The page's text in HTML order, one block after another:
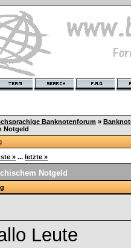
Banknotenforum »
Notgeld
» ... letzte »
Notgeld
Leute